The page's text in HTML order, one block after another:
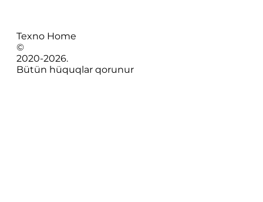
Texno Home
©
2020-2026.
Bütün hüquqlar qorunur